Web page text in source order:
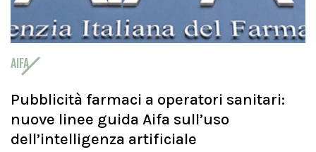
AIFA
Pubblicità farmaci a operatori sanitari:
nuove linee guida Aifa sull’uso
dell’intelligenza artificiale